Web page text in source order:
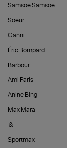
Samsoe Samsoe
Soeur
Ganni
Éric Bompard
Barbour
Ami Paris
Anine Bing
Max Mara
&
Sportmax